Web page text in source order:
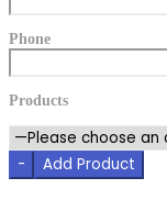
Phone
Products
- Add Product